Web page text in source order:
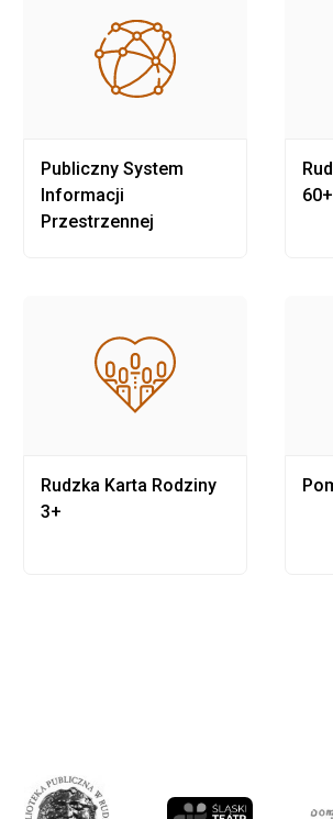
Publiczny System
Informacji
Przestrzennej
Rudzka Karta Rodziny
3+
60+